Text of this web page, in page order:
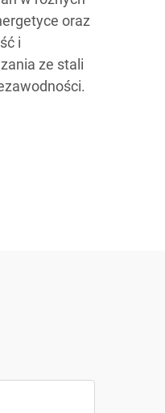
oraz
i
ze stali